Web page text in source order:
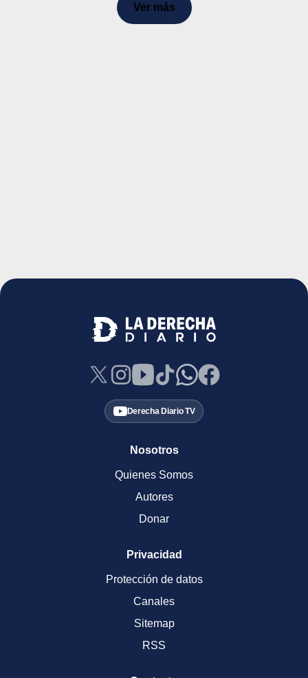
Ver más
Derecha Diario TV
Nosotros
Quienes Somos
Autores
Donar
Privacidad
Protección de datos
Canales
Sitemap
RSS